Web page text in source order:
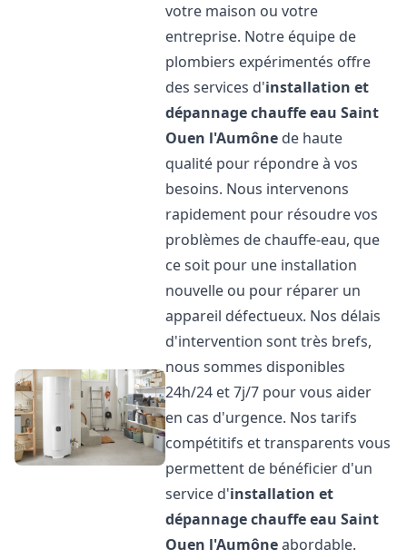
votre maison ou votre
entreprise. Notre équipe de
plombiers expérimentés offre
des services d'installation et
dépannage chauffe eau Saint
Ouen l'Aumône de haute
qualité pour répondre à vos
besoins. Nous intervenons
rapidement pour résoudre vos
problèmes de chauffe-eau, que
ce soit pour une installation
nouvelle ou pour réparer un
appareil défectueux. Nos délais
d'intervention sont très brefs,
nous sommes disponibles
24h/24 et 7j/7 pour vous aider
en cas d'urgence. Nos tarifs
compétitifs et transparents vous
permettent de bénéficier d'un
service d'installation et
dépannage chauffe eau Saint
Ouen l'Aumôneabordable.